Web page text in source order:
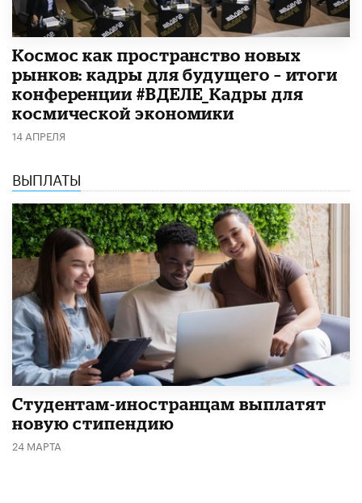
Космос как пространство новых
рынков: кадры для будущего – итоги
конференции #ВДЕЛЕ_Кадры для
космической экономики
14 АПРЕЛЯ
ВЫПЛАТЫ
Студентам-иностранцам выплатят
новую стипендию
24 МАРТА